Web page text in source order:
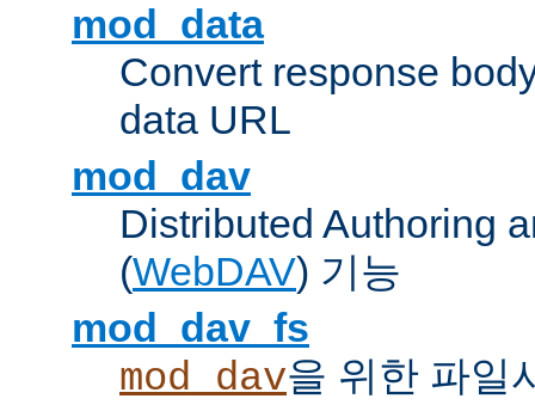
mod_data
Convert response
data URL
mod_dav
Distributed Authoring
(WebDAV) 기능
mod_dav_fs
mod_dav을 위한 파일